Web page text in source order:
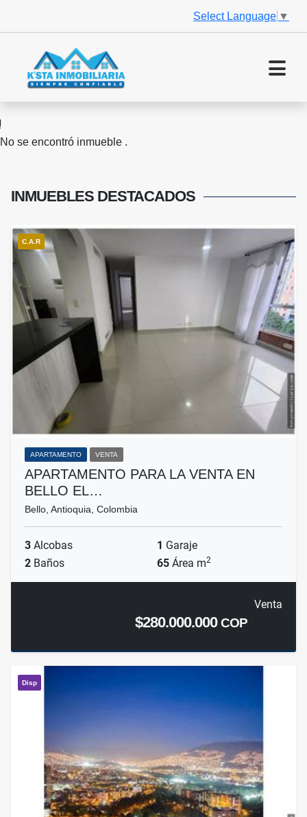
Select Language ▼
No se encontró inmueble .
INMUEBLES DESTACADOS
C.A.R
APARTAMENTO VENTA
APARTAMENTO PARA LA VENTA EN
BELLO EL…
Bello, Antioquia, Colombia
3 Alcobas 1 Garaje
2 Baños 65 Área m2
Venta
$280.000.000COP
Disp